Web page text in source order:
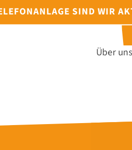
SIND WIR
Über uns